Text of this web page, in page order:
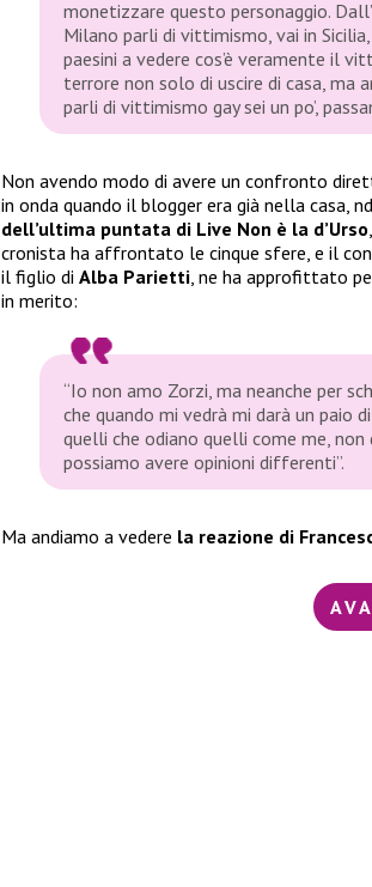
monetizzare questo personaggio.
Milano parli di vittimismo, vai in
paesini a vedere cos’è veramente il
terrore non solo di uscire di casa, ma
parli di vittimismo gay sei un po’,
Non avendo modo di avere un confronto
in onda quando il blogger era già nella casa,
dell’ultima puntata di Live Non è la d’Urso
cronista ha affrontato le cinque sfere, e il
il figlio di Alba Parietti, ne ha approfittato
in merito:
“Io non amo Zorzi, ma neanche per
che quando mi vedrà mi darà un paio
quelli che odiano quelli come me,
possiamo avere opinioni differenti”.
Ma andiamo a vedere la reazione di